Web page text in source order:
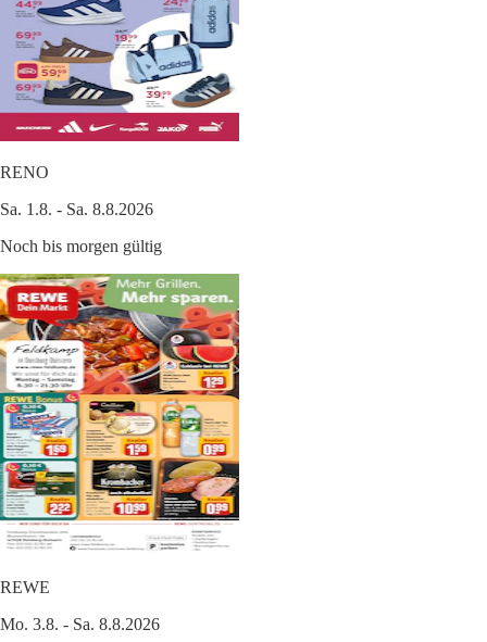
RENO
Sa. 1.8. - Sa. 8.8.2026
Noch bis morgen gültig
REWE
Mo. 3.8. - Sa. 8.8.2026